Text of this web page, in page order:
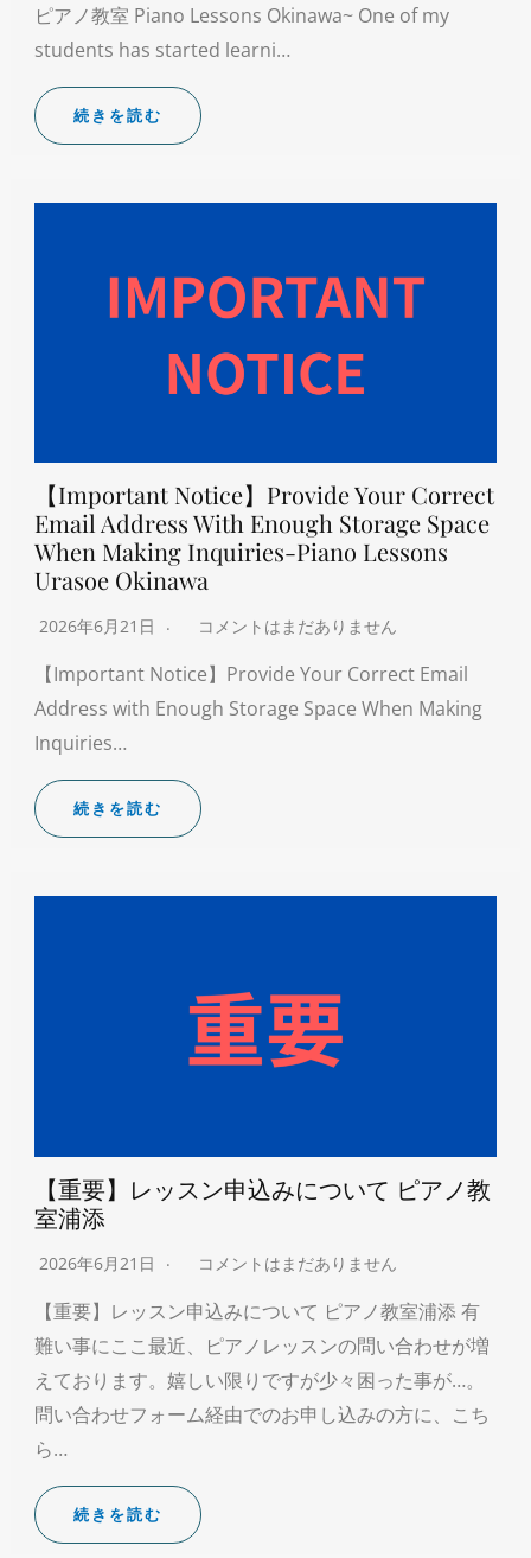
ピアノ教室 Piano Lessons Okinawa~ One of my
students has started learni…
続きを読む
【Important Notice】Provide Your Correct
Email Address With Enough Storage Space
When Making Inquiries-Piano Lessons
Urasoe Okinawa
2026年6月21日 コメントはまだありません
【Important Notice】Provide Your Correct Email
Address with Enough Storage Space When Making
Inquiries…
続きを読む
【重要】レッスン申込みについて ピアノ教
室浦添
2026年6月21日 コメントはまだありません
【重要】レッスン申込みについて ピアノ教室浦添 有
難い事にここ最近、ピアノレッスンの問い合わせが増
えております。嬉しい限りですが少々困った事が…。
問い合わせフォーム経由でのお申し込みの方に、こち
ら…
続きを読む